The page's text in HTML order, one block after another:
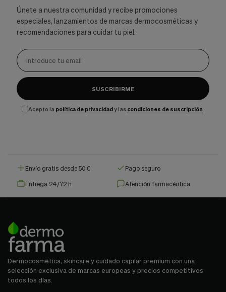
Únete a nuestra comunidad y recibe promociones
especiales, lanzamientos de marcas dermocosméticas y
recomendaciones para cuidar tu piel.
SUSCRIBIRME
Acepto la política de privacidady las condiciones de suscripción
Envío gratis desde 50 € Pago seguro
Entrega 24/72 h Atención farmacéutica
Dermocosmética, skincare y cuidado capilar premium con una
selección exclusiva de marcas europeas y precios competitivos
todos los días.